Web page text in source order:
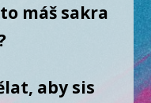
máš sakra
aby sis